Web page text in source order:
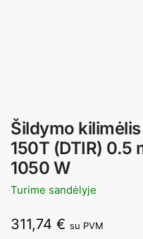
Šildymo
150T (DTIR) 0.5
1050 W
Turime sandėlyje
311,74 € su PVM